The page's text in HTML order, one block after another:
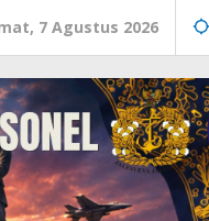
7 Agustus 2026